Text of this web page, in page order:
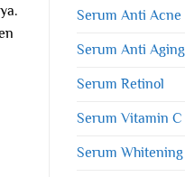
Serum Anti Acne
Serum Anti Aging
Serum Retinol
Serum Vitamin C
Serum Whitening